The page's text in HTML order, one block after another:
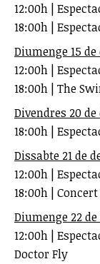
12:00h |
18:00h |
Diumenge 15
12:00h |
18:00h | The
Divendres 20
18:00h |
Dissabte 21 de
12:00h |
18:00h |
Diumenge 22
12:00h |
Doctor Fly